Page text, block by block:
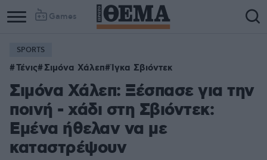
Games
SPORTS
Τένις Σιμόνα Χάλεπ Ίγκα Σβιόντεκ
Σιμόνα Χάλεπ: Ξέσπασε για την
ποινή - χάδι στη Σβιόντεκ:
Εμένα ήθελαν να με
καταστρέψουν